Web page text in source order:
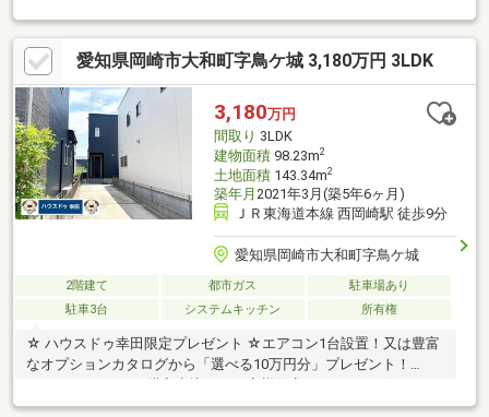
る…？等 自己資金０円、自営業の方、勤務年数が短い方など資金
計画でご不安な方も お気軽にご相談ください♪ 住宅ローンや保
険、不動産に関する税金法律、その他各種手続きのことなど、 お
客様が安心して購入できるようお手伝いさせていただきます！ま
ずはお問合せください！
愛知県岡崎市大和町字鳥ケ城 3,180万円 3LDK
3,180万円
間取り 3LDK
建物面積98.23m2
土地面積143.34m2
築年月 2021年3月(築5年6ヶ月)
ＪＲ東海道本線 西岡崎駅 徒歩9分
愛知県岡崎市大和町字鳥ケ城
2階建て 都市ガス
駐車場あり
駐車3台
システムキッチン 所有権
☆ ハウスドゥ幸田限定プレゼント ☆エアコン1台設置！又は豊富
なオプションカタログから「選べる10万円分」プレゼント！
◎機能性が高いシステムキッチンには食洗機が付いております！